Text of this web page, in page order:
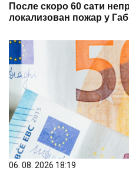
После скоро 60 сати
локализован пожар у
06. 08. 2026 18:19